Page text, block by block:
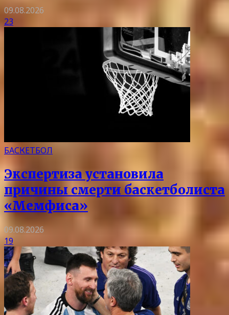
09.08.2026
23
БАСКЕТБОЛ
Экспертиза установила
причины смерти баскетболиста
«Мемфиса»
09.08.2026
19